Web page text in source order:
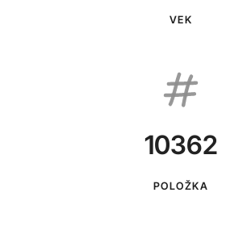
VEK
10362
POLOŽKA